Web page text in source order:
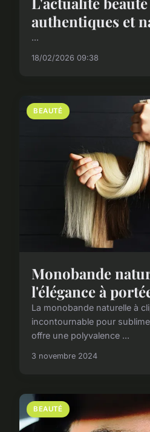
authentiques et
...
18/02/2026 09:38
BEAUTÉ
Monobande
l'élégance à
La monobande naturelle à
incontournable pour
offre une polyvalence ...
3 novembre 2024
BEAUTÉ